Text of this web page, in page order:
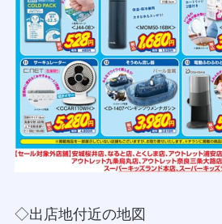
◇出店地付近の地図